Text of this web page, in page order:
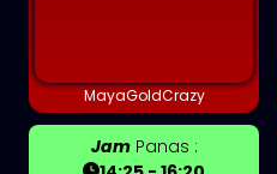
MayaGoldCrazy
JamPanas :